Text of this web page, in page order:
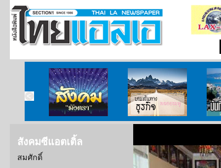
สังคมมังตรา บนเส้นทางธุรกิจ บั
สังคมซีแอตเติ้ล
สมศักดิ์